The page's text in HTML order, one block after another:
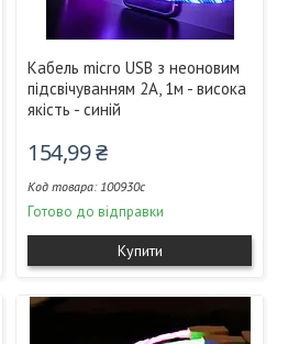
Кабель micro USB з неоновим
підсвічуванням 2А, 1м - висока
якість - синій
154,99 ₴
100930с
Готово до відправки
Купити